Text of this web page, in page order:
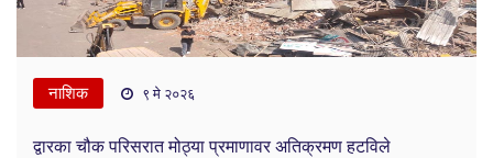
नाशिक ९ मे २०२६
द्वारका चौक परिसरात मोठ्या प्रमाणावर अतिक्रमण हटविले